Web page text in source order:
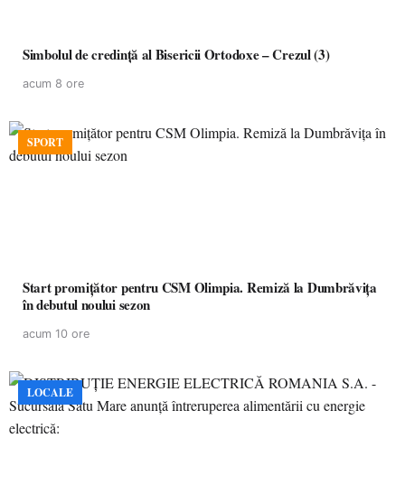
Simbolul de credinţă al Bisericii Ortodoxe – Crezul (3)
acum 8 ore
SPORT
Start promițător pentru CSM Olimpia. Remiză la Dumbrăvița
în debutul noului sezon
acum 10 ore
LOCALE